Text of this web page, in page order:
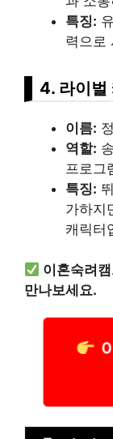
특징:
력으로
4. 라이벌
이름:
역할:
프로그
특징:
가하지
캐릭터
이혼숙려
만나보세요.